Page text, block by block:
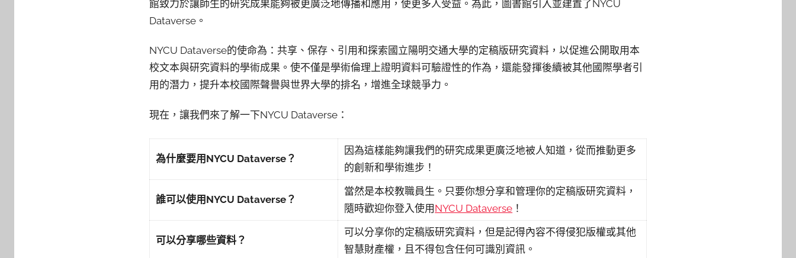
h
r
館致力於讓師生的研究成果能夠被更廣泛地傳播和應用，使更多人受益。為此，圖書館引入並建置了NYCU
Dataverse。
NYCU Dataverse的使命為：共享、保存、引用和探索國立陽明交通大學的定稿版研究資料，以促進公開取用本
校文本與研究資料的學術成果。使不僅是學術倫理上證明資料可驗證性的作為，還能發揮後續被其他國際學者引
用的潛力，提升本校國際聲譽與世界大學的排名，增進全球競爭力。
現在，讓我們來了解一下NYCU Dataverse：
為什麼要用NYCU Dataverse？
因為這樣能夠讓我們的研究成果更廣泛地被人知道，從而推動更多
的創新和學術進步！
誰可以使用NYCU Dataverse？
當然是本校教職員生。只要你想分享和管理你的定稿版研究資料，
隨時歡迎你登入使用 NYCU Dataverse ！
可以分享哪些資料？
可以分享你的定稿版研究資料，但是記得內容不得侵犯版權或其他
智慧財產權，且不得包含任何可識別資訊。